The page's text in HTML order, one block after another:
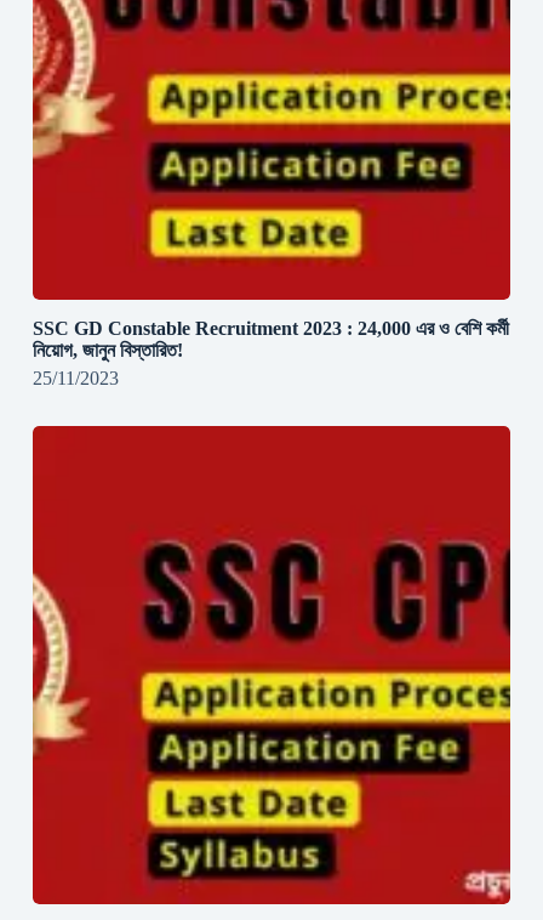
SSC GD Constable Recruitment 2023 : 24,000 এর ও বেশি কর্মী
নিয়োগ, জানুন বিস্তারিত!
25/11/2023